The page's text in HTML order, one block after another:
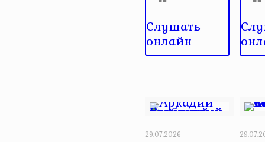
Слушать
онлайн
29.07.2026